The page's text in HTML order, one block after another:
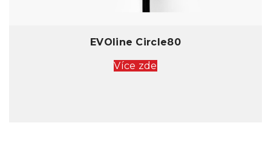
EVOline Circle80
Více zde